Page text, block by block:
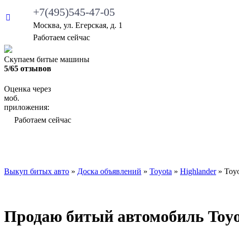
+7(495)545-47-05
Москва, ул. Егерская, д. 1
Работаем сейчас
Скупаем битые машины
5/65 отзывов
Оценка через
моб.
приложения:
Работаем сейчас
Выкуп битых авто » Доска объявлений » Toyota » Highlander»
Продаю битый автомобиль